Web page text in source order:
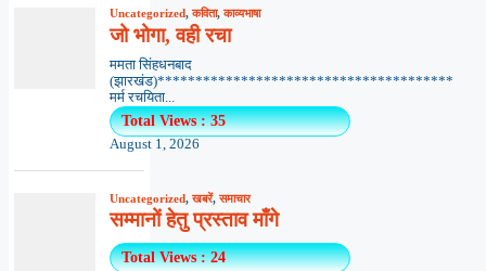
Uncategorized,कविता,काव्यभाषा
जो भोगा, वही रचा
ममता सिंहधनबाद
(झारखंड)***************************************
मर्म रचयिता...
Total Views : 35
August 1, 2026
Uncategorized,खबरें,समाचार
सम्मानों हेतु प्रस्ताव माँगे
Total Views : 24